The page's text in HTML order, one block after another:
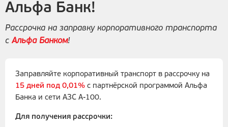
Альфа Банк!
Рассрочка на заправку корпоративного транспорта
с Альфа Банком!
Заправляйте корпоративный транспорт в рассрочку на
15 дней под 0,01% с партнёрской программой Альфа
Банка и сети АЗС А-100.
Для получения рассрочки: